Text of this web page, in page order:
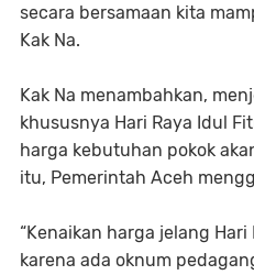
secara bersamaan kita
Kak Na.
Kak Na menambahkan,
khususnya Hari Raya Idul
harga kebutuhan pokok
itu, Pemerintah Aceh
“Kenaikan harga jelang
karena ada oknum